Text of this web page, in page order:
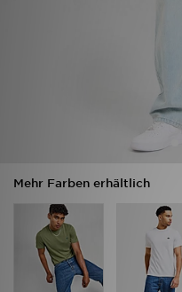
Mehr Farben erhältlich